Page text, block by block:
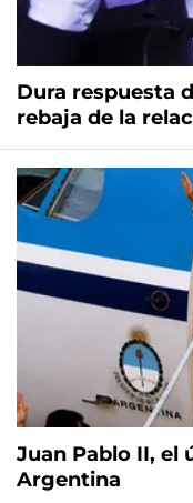
Dura respuesta
rebaja de la
Juan Pablo II, el
Argentina